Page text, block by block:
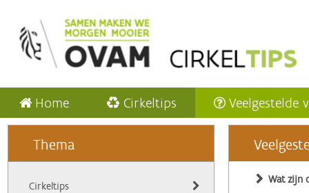
Home Cirkeltips Veelgestelde
Thema
Cirkeltips
Wat zijn